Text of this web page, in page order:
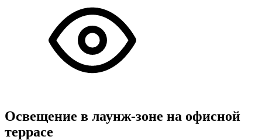
Освещение в лаунж-зоне на офисной
террасе